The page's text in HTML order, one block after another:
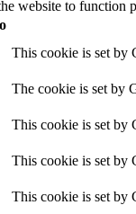
website to
This cookie is set by
The cookie is set by
This cookie is set by
This cookie is set by
This cookie is set by